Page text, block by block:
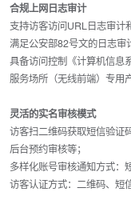
合规上网日志审计
支持访客访问URL日志审计
满足公安部82号文的日志审
具备访问控制《计算机信息
服务场所（无线前端）专用
灵活的实名审核模式
访客扫二维码获取短信验证
后台预约审核等；
多样化账号审核通知方式：
访客认证方式：二维码、短